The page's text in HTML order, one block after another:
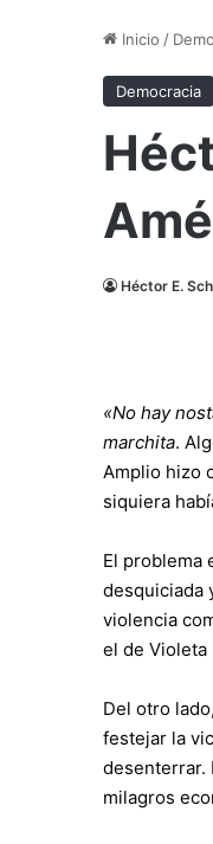
Inicio /
Democracia
Héctor E.
«No hay
marchita.
Amplio hizo
siquiera
El problema
desquiciada
violencia
el de Violeta
Del otro
festejar la
desenterrar.
milagros